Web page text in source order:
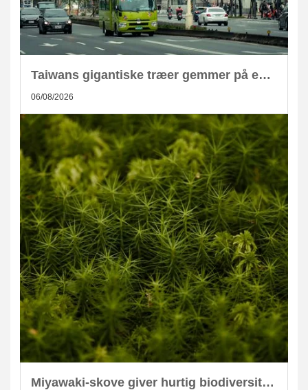
Taiwans gigantiske træer gemmer på enorm CO2-lagring
06/08/2026
Miyawaki-skove giver hurtig biodiversitet i skandinaviske byer